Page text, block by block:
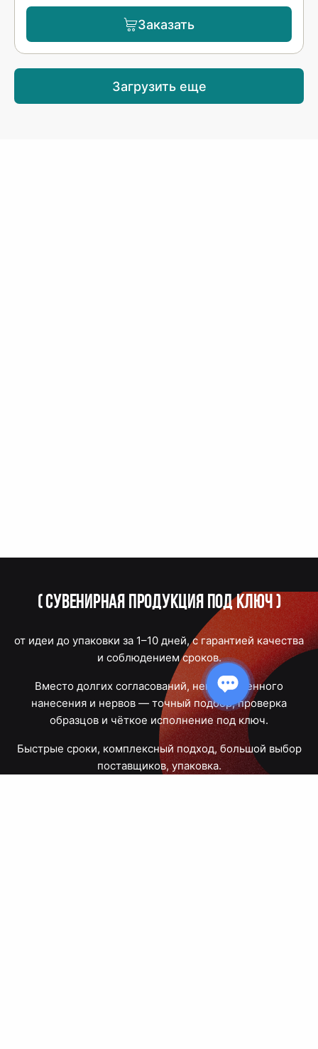
Заказать
Загрузить еще
(Сувенирная продукция под ключ)
от идеи до упаковки за 1–10 дней, с гарантией качества
и соблюдением сроков.
Вместо долгих согласований, некачественного
нанесения и нервов — точный подбор, проверка
образцов и чёткое исполнение под ключ.
Быстрые сроки, комплексный подход, большой выбор
поставщиков, упаковка.